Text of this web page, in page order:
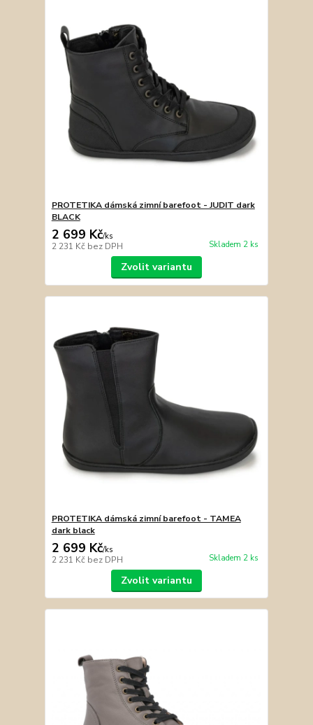
PROTETIKA dámská zimní barefoot - JUDIT dark
BLACK
2 699 Kč/ks
2 231 Kč bez DPH Skladem 2 ks
Zvolit variantu
PROTETIKA dámská zimní barefoot - TAMEA
dark black
2 699 Kč/ks
2 231 Kč bez DPH Skladem 2 ks
Zvolit variantu